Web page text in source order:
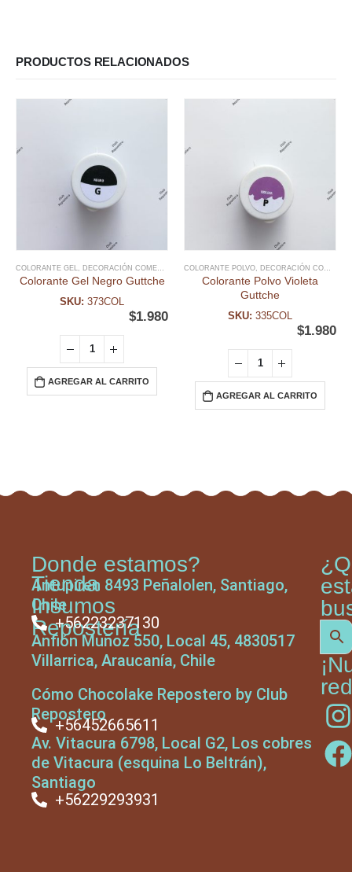
PRODUCTOS RELACIONADOS
COLORANTE GEL DECORACIÓN COMESTIBLE
Colorante Gel Negro Guttche
SKU: 373COL
$1.980
AGREGAR AL CARRITO
COLORANTE POLVO DECORACIÓN COMESTIBLE
Colorante Polvo Violeta
Guttche
SKU: 335COL
$1.980
AGREGAR AL CARRITO
Tienda
Insumos
Repostería
Donde estamos?
Antupiren 8493 Peñalolen, Santiago,
Chile
+56223237130
Anfión Muñoz 550, Local 45, 4830517
Villarrica, Araucanía, Chile
Cómo Chocolake Repostero by Club
Repostero
+56452665611
Av. Vitacura 6798, Local G2, Los cobres
de Vitacura (esquina Lo Beltrán),
Santiago
+56229293931